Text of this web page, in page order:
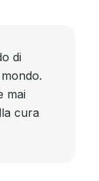
di
mai
cura